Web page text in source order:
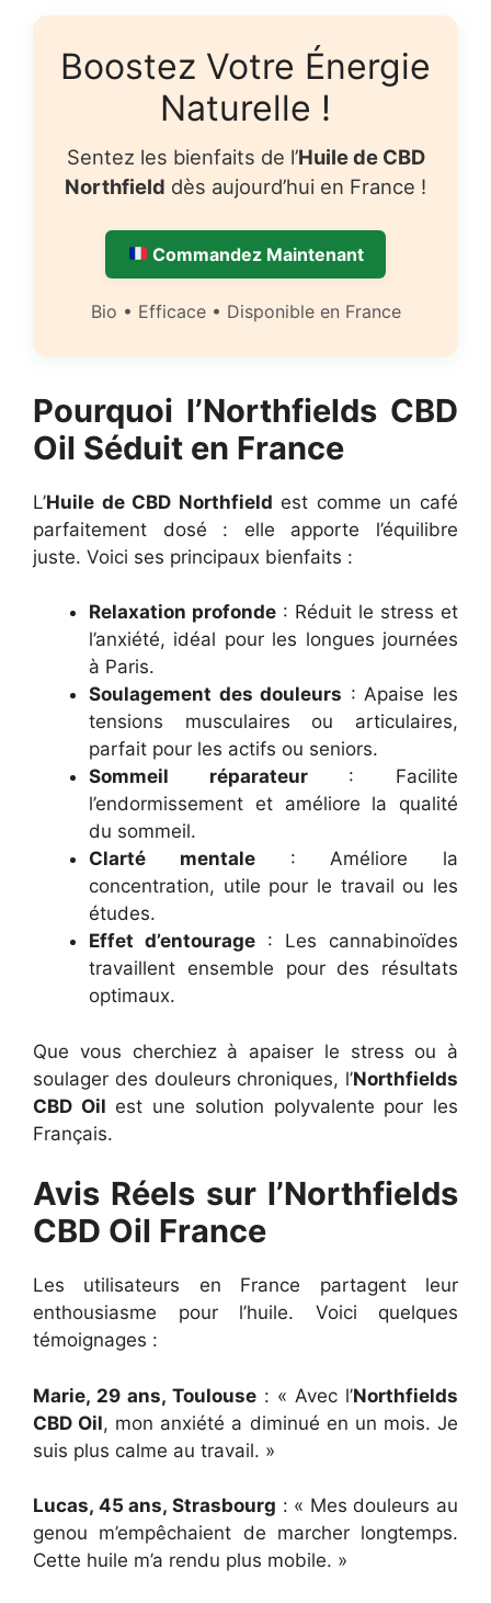
Boostez Votre Énergie
Naturelle !
Sentez les bienfaits de l’Huile de CBD
Northfield dès aujourd’hui en France !
Commandez Maintenant
Bio • Efficace • Disponible en France
Pourquoi l’Northfields CBD
Oil Séduit en France
L’Huile de CBD Northfield est comme un café
parfaitement dosé : elle apporte l’équilibre
juste. Voici ses principaux bienfaits :
Relaxation profonde : Réduit le stress et
l’anxiété, idéal pour les longues journées
à Paris.
Soulagement des douleurs : Apaise les
tensions musculaires ou articulaires,
parfait pour les actifs ou seniors.
Sommeil réparateur: Facilite
l’endormissement et améliore la qualité
du sommeil.
Clarté mentale: Améliore la
concentration, utile pour le travail ou les
études.
Effet d’entourage : Les cannabinoïdes
travaillent ensemble pour des résultats
optimaux.
Que vous cherchiez à apaiser le stress ou à
soulager des douleurs chroniques, l’Northfields
CBD Oil est une solution polyvalente pour les
Français.
Avis Réels sur l’Northfields
CBD Oil France
Les utilisateurs en France partagent leur
enthousiasme pour l’huile. Voici quelques
témoignages :
Marie, 29 ans, Toulouse : « Avec l’Northfields
CBD Oil, mon anxiété a diminué en un mois. Je
suis plus calme au travail. »
Lucas, 45 ans, Strasbourg : « Mes douleurs au
genou m’empêchaient de marcher longtemps.
Cette huile m’a rendu plus mobile. »